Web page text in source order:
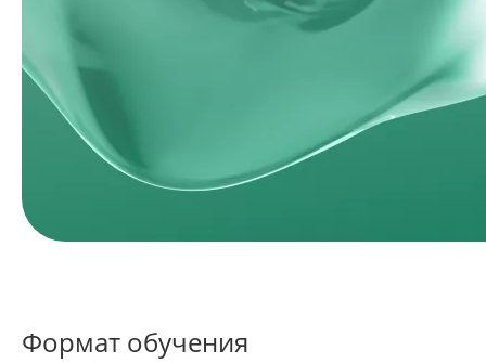
Формат обучения